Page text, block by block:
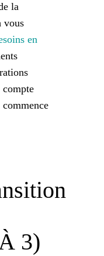
la
vous
en
compte
3)